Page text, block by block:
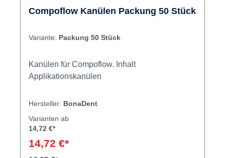
Compoflow Kanülen Packung 50 Stück
Variante: Packung 50 Stück
Kanülen für Compoflow. Inhalt
Applikationskanülen
Hersteller: BonaDent
Varianten ab
14,72 €*
14,72 €*